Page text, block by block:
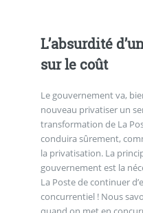
L’absurdité
sur le coût
Le gouvernement va,
nouveau privatiser un
transformation de La
conduira sûrement,
la privatisation. La
gouvernement est la
La Poste de continuer
concurrentiel ! Nous